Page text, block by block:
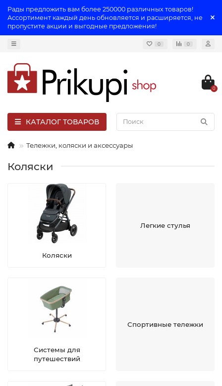
Рады предложить вам более 250000 различных товаров!
Ассортимент каждый день обновляется и расширяется, не
пропустите акции и выгодные предложения!
0 0
0
КАТАЛОГ ТОВАРОВ
Тележки, коляски и аксессуары
Коляски
Коляски
Легкие стулья
Системы для
путешествий
Спортивные тележки